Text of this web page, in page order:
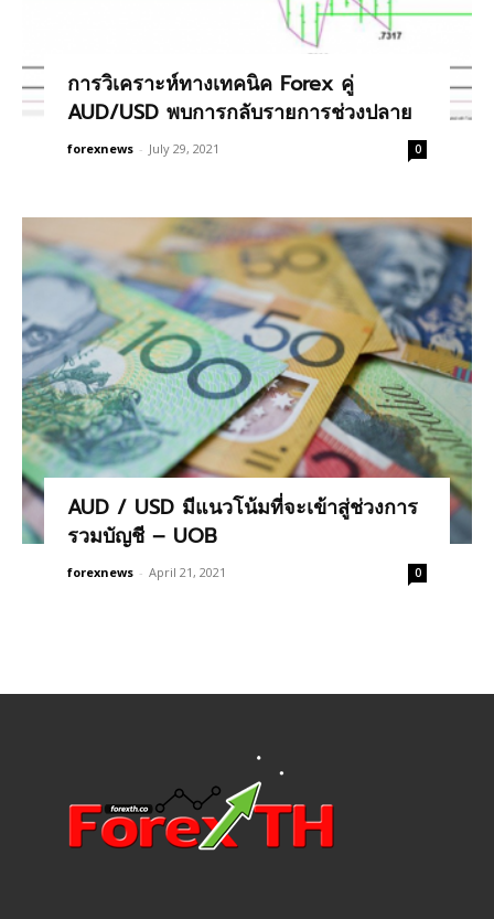
การวิเคราะห์ทางเทคนิค Forex คู่
AUD/USD พบการกลับรายการช่วงปลาย
forexnews - July 29, 2021 0
AUD / USD มีแนวโน้มที่จะเข้าสู่ช่วงการ
รวมบัญชี – UOB
forexnews - April 21, 2021 0